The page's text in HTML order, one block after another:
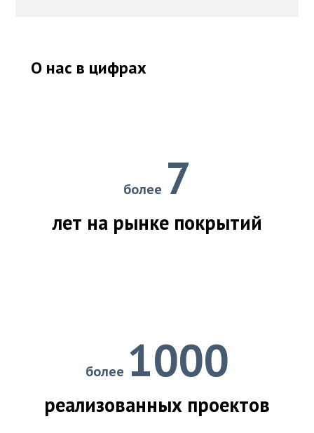
О нас в цифрах
более 7
лет на рынке покрытий
более 1000
реализованных проектов